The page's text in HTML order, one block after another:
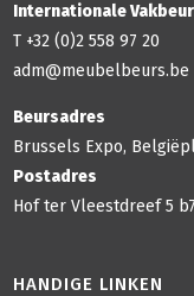
Internationale
T +32 (0)2 558 97 20
adm@meubelbeurs.be
Beursadres
Brussels Expo,
Postadres
Hof ter Vleestdreef 5
HANDIGE LINKEN